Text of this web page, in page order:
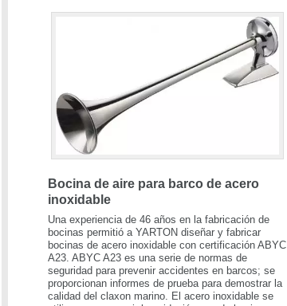
Bocina de aire para barco de acero
inoxidable
Una experiencia de 46 años en la fabricación de
bocinas permitió a YARTON diseñar y fabricar
bocinas de acero inoxidable con certificación ABYC
A23. ABYC A23 es una serie de normas de
seguridad para prevenir accidentes en barcos; se
proporcionan informes de prueba para demostrar la
calidad del claxon marino. El acero inoxidable se